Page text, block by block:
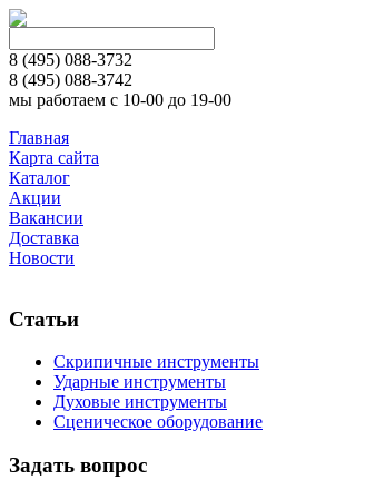
8 (495) 088-3732
8 (495) 088-3742
мы работаем с 10-00 до 19-00
Главная
Карта сайта
Каталог
Акции
Вакансии
Доставка
Новости
Статьи
Скрипичные инструменты
Ударные инструменты
Духовые инструменты
Сценическое оборудование
Задать вопрос